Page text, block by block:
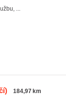
...
184,97 km